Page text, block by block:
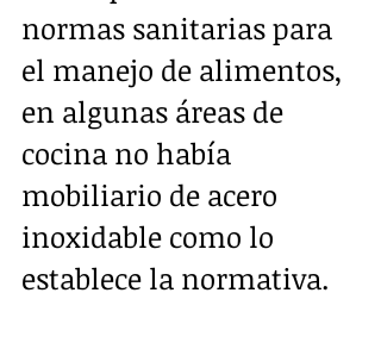
normas sanitarias para
el manejo de alimentos,
en algunas áreas de
cocina no había
mobiliario de acero
inoxidable como lo
establece la normativa.